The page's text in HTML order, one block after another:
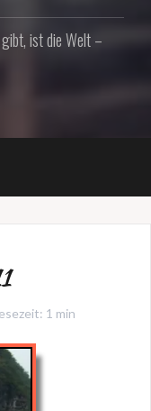
ist die Welt –
1 min